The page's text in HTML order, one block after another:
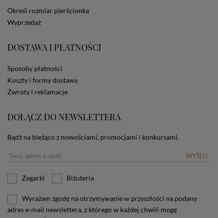
dotyczących cookies oznacza, że będą one
zamieszczane w urządzeniu końcowym każdego
użytkownika. Jeżeli użytkownik nie wyraża zgody na
ustawienia swojej przeglądarki.
Określ rozmiar pierścionka
Wyprzedaż
DOSTAWA I PŁATNOŚCI
Sposoby płatności
Koszty i formy dostawy
Zwroty i reklamacje
DOŁĄCZ DO NEWSLETTERA
Bądź na bieżąco z nowościami, promocjami i konkursami.
WYŚLIJ
Zegarki Biżuteria
Wyrażam zgodę na otrzymywanie w przyszłości na podany
adres e-mail newslettera, z którego w każdej chwili mogę